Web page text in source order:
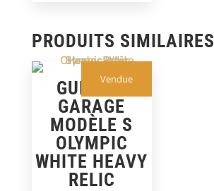
PRODUITS SIMILAIRES
Vendue
GUITARE
GARAGE
MODÈLE S
OLYMPIC
WHITE HEAVY
RELIC